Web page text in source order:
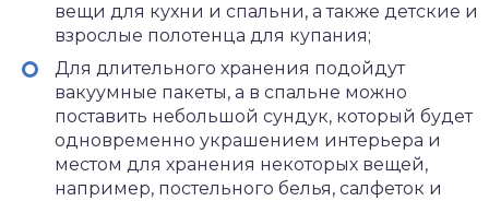
вещи для кухни и спальни, а также детские и
взрослые полотенца для купания;
Для длительного хранения подойдут
вакуумные пакеты, а в спальне можно
поставить небольшой сундук, который будет
одновременно украшением интерьера и
местом для хранения некоторых вещей,
например, постельного белья, салфеток и